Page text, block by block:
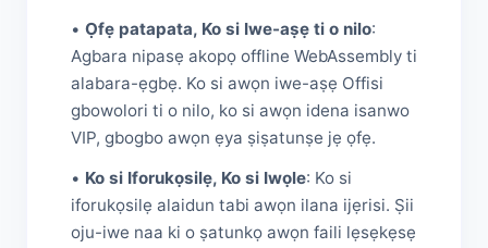
• Ọfẹ patapata, Ko si Iwe-aṣẹ ti o nilo:
Agbara nipasẹ akopọ offline WebAssembly ti
alabara-ẹgbẹ. Ko si awọn iwe-aṣẹ Offisi
gbowolori ti o nilo, ko si awọn idena isanwo
VIP, gbogbo awọn ẹya ṣiṣatunṣe jẹ ọfẹ.
• Ko si Iforukọsilẹ, Ko si Iwọle: Ko si
iforukọsilẹ alaidun tabi awọn ilana ijẹrisi. Ṣii
oju-iwe naa ki o ṣatunkọ awọn faili lẹsẹkẹsẹ